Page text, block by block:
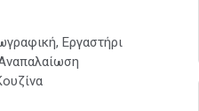
Εργαστήρι